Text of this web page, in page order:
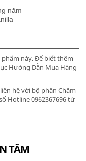
năm
này. Để biết thêm
Hướng Dẫn Mua Hàng
hệ với bộ phận Chăm
Hotline 0962367696 từ
TÂM